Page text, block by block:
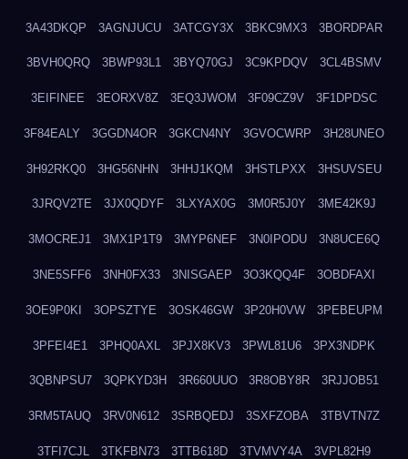
3A43DKQP 3AGNJUCU 3ATCGY3X 3BKC9MX3 3BORDPAR
3BVH0QRQ 3BWP93L1 3BYQ70GJ 3C9KPDQV 3CL4BSMV
3EIFINEE 3EORXV8Z 3EQ3JWOM 3F09CZ9V 3F1DPDSC
3F84EALY 3GGDN4OR 3GKCN4NY 3GVOCWRP 3H28UNEO
3H92RKQ0 3HG56NHN 3HHJ1KQM 3HSTLPXX 3HSUVSEU
3JRQV2TE 3JX0QDYF 3LXYAX0G 3M0R5J0Y 3ME42K9J
3MOCREJ1 3MX1P1T9 3MYP6NEF 3N0IPODU 3N8UCE6Q
3NE5SFF6 3NH0FX33 3NISGAEP 3O3KQQ4F 3OBDFAXI
3OE9P0KI 3OPSZTYE 3OSK46GW 3P20H0VW 3PEBEUPM
3PFEI4E1 3PHQ0AXL 3PJX8KV3 3PWL81U6 3PX3NDPK
3QBNPSU7 3QPKYD3H 3R660UUO 3R8OBY8R 3RJJOB51
3RM5TAUQ 3RV0N612 3SRBQEDJ 3SXFZOBA 3TBVTN7Z
3TFI7CJL 3TKFBN73 3TTB618D 3TVMVY4A 3VPL82H9